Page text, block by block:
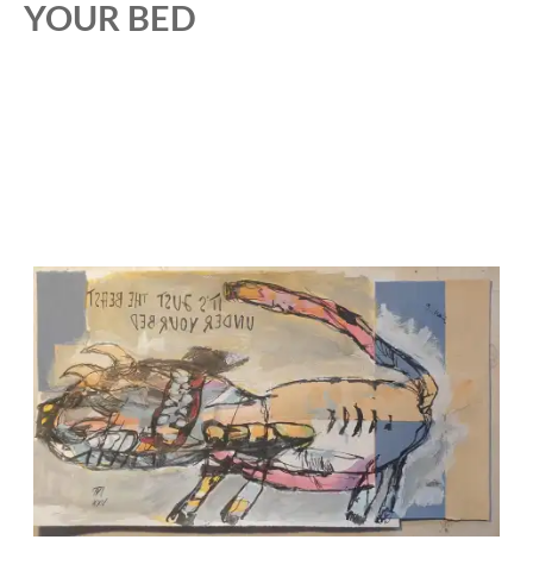
Katalog
Vita
News
Kontakt
YOUR BED